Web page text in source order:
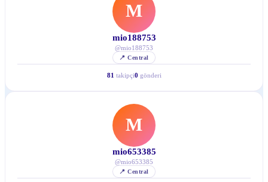
M
mio188753
@mio188753
📍Central
81 takipçi0 gönderi
M
mio653385
@mio653385
📍Central